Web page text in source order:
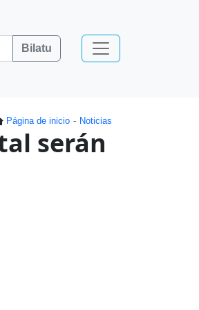
Bilatu
Página de inicio Noticias
serán